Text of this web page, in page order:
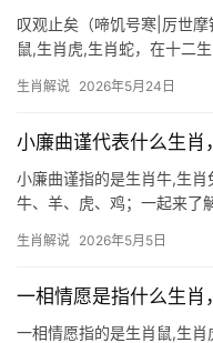
叹观止矣（啼饥号寒|厉世
鼠,生肖虎,生肖蛇，在十二
暗藏玄机，此典故正应了生
生肖解说 2026年5月24日
小廉曲谨代表什么生肖
小廉曲谨指的是生肖牛,生肖
牛、羊、虎、鸡；一起来了
容过分拘泥小节而缺乏大格
生肖解说 2026年5月5日
一相情愿是指什么生肖
一相情愿指的是生肖鼠,生肖